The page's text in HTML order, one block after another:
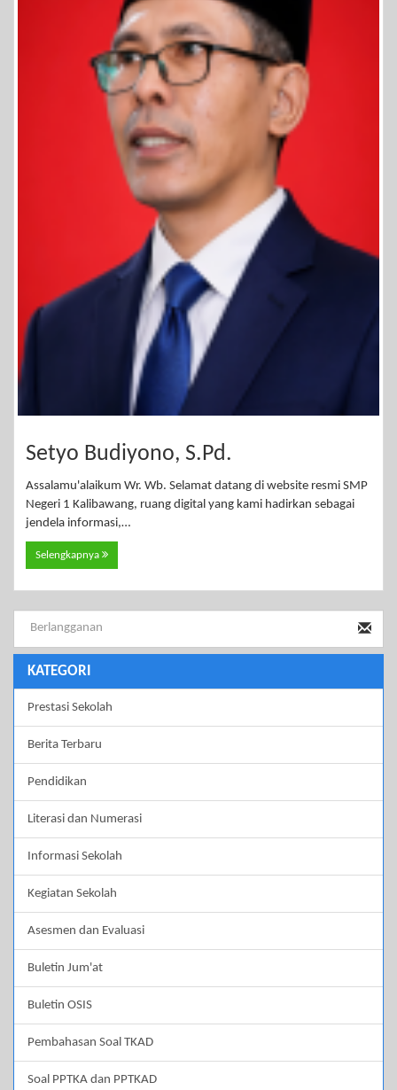
Setyo Budiyono, S.Pd.
Assalamu'alaikum Wr. Wb. Selamat datang di website resmi SMP
Negeri 1 Kalibawang, ruang digital yang kami hadirkan sebagai
jendela informasi,…
Selengkapnya
KATEGORI
Prestasi Sekolah
Berita Terbaru
Pendidikan
Literasi dan Numerasi
Informasi Sekolah
Kegiatan Sekolah
Asesmen dan Evaluasi
Buletin Jum'at
Buletin OSIS
Pembahasan Soal TKAD
Soal PPTKA dan PPTKAD